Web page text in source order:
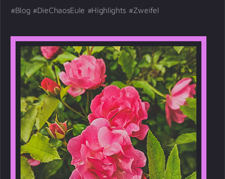
Blog
DieChaosEule Highlights Zweifel